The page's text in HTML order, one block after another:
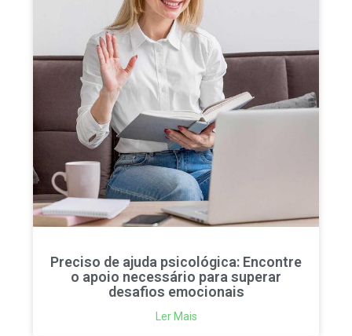
Preciso de ajuda psicológica: Encontre
o apoio necessário para superar
desafios emocionais
Ler Mais